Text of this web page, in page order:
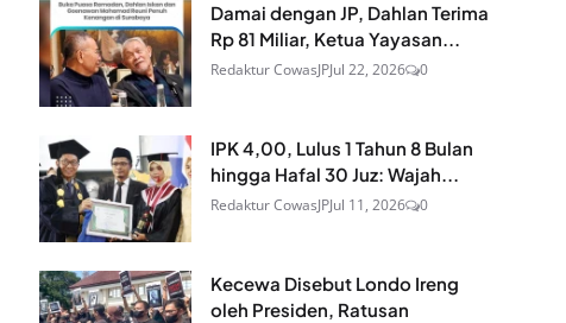
Damai dengan JP, Dahlan Terima
Rp 81 Miliar, Ketua Yayasan...
Redaktur CowasJPJul 22, 2026 0
IPK 4,00, Lulus 1 Tahun 8 Bulan
hingga Hafal 30 Juz: Wajah...
Redaktur CowasJPJul 11, 2026 0
Kecewa Disebut Londo Ireng
oleh Presiden, Ratusan